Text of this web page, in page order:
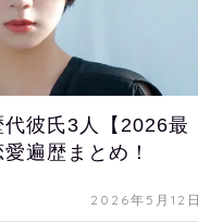
彼氏3人【2026最
遍歴まとめ！
2026年5月12